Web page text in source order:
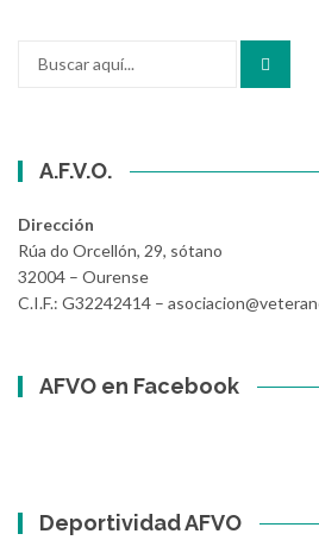
A.F.V.O.
Dirección
Rúa do Orcellón, 29, sótano
32004 – Ourense
C.I.F.: G32242414 –
AFVO en Facebook
Deportividad AFVO